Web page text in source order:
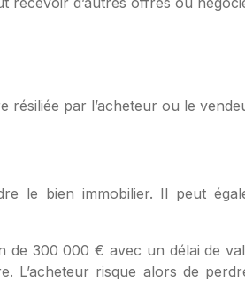
résiliée par l’acheteur ou le
le bien immobilier. Il peut
300 000 € avec un délai de
L’acheteur risque alors de